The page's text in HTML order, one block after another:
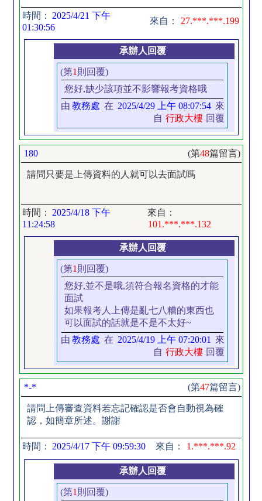
時間：
2025/4/21 下午
01:30:56
來自： 27.***.***.199
承辦人回覆
(第1 則回覆)
您好,缺少該項並不影響報考資格哦
由 教務處 在 2025/4/29 上午 08:07:54 來
自 行政大樓 回覆
180 (第48篇留言)
請問只要是上傳資料的人就可以去面試嗎
時間：
2025/4/18 下午
11:24:58
來自：
101.***.***.132
承辦人回覆
(第1 則回覆)
您好,並不是哦,須符合報名資格的才能
面試
如果報考人上傳是亂七八糟的東西也
可以面試的話就是不是不太好~
由 教務處 在 2025/4/19 上午 07:20:01
來
自 行政大樓 回覆
*-* (第47篇留言)
請問上傳審查資料若忘記確認是否會自動視為確
認，如簡章所述。謝謝
時間： 2025/4/17 下午 09:59:30 來自： 1.***.***.92
承辦人回覆
(第1 則回覆)